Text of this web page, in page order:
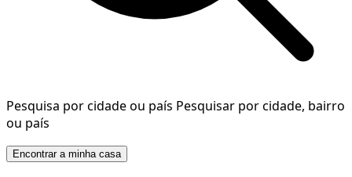
Pesquisa por cidade ou país Pesquisar por cidade, bairro
ou país
Encontrar a minha casa